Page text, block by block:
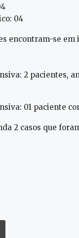
04
encontram-se
2 pacientes,
01 paciente
2 casos que